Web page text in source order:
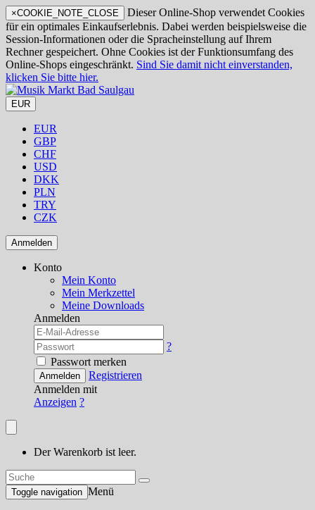
×COOKIE_NOTE_CLOSE
Dieser Online-Shop verwendet Cookies
für ein optimales Einkaufserlebnis. Dabei werden beispielsweise die
Session-Informationen oder die Spracheinstellung auf Ihrem
Rechner gespeichert. Ohne Cookies ist der Funktionsumfang des
Online-Shops eingeschränkt. Sind Sie damit nicht einverstanden,
klicken Sie bitte hier.
EUR
EUR
GBP
CHF
USD
DKK
PLN
TRY
CZK
Anmelden
Konto
Mein Konto
Mein Merkzettel
Meine Downloads
Anmelden
?
Passwort merken
Anmelden
Registrieren
Anmelden mit
Anzeigen ?
Der Warenkorb ist leer.
Toggle navigation Menü